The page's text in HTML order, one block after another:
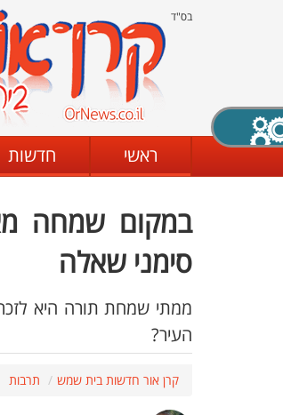
בס"ד
ראשי חדשות
במקום שמחה
סימני שאלה
ממתי שמחת תורה היא
העיר?
קרן אור חדשות בית שמש תרבות
X סגירה
מצב שחור - לבן קביעת ניגודיות